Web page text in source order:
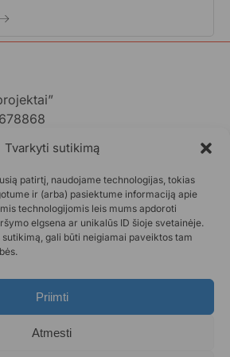
Tvarkyti sutikimą
patirtį, naudojame technologijas, tokias
ir (arba) pasiektume informaciją apie
technologijomis leis mums apdoroti
elgsena ar unikalūs ID šioje svetainėje.
gali būti neigiamai paveiktos tam
Priimti
Atmesti
partnerystėms)